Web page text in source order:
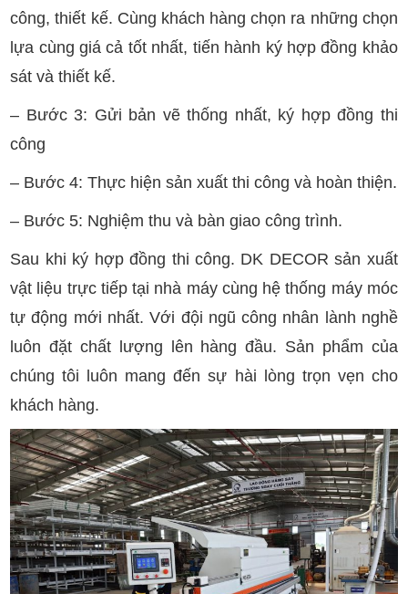
công, thiết kế. Cùng khách hàng chọn ra những chọn
lựa cùng giá cả tốt nhất, tiến hành ký hợp đồng khảo
sát và thiết kế.
– Bước 3: Gửi bản vẽ thống nhất, ký hợp đồng thi
công
– Bước 4: Thực hiện sản xuất thi công và hoàn thiện.
– Bước 5: Nghiệm thu và bàn giao công trình.
Sau khi ký hợp đồng thi công. DK DECOR sản xuất
vật liệu trực tiếp tại nhà máy cùng hệ thống máy móc
tự động mới nhất. Với đội ngũ công nhân lành nghề
luôn đặt chất lượng lên hàng đầu. Sản phẩm của
chúng tôi luôn mang đến sự hài lòng trọn vẹn cho
khách hàng.